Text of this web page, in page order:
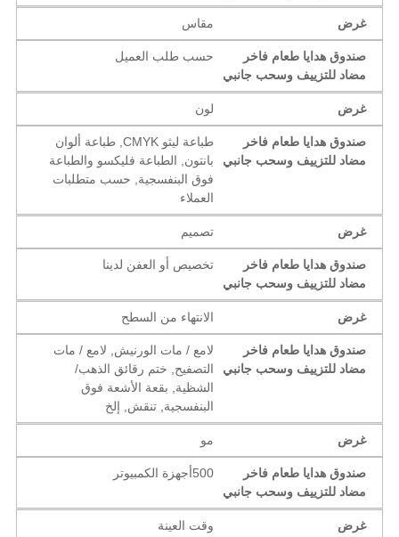
مقاس
صندوق هدايا طعام فاخر
مضاد للتزييف وسحب جانبي
حسب طلب العميل
صندوق هدايا طعام فاخر
مضاد للتزييف وسحب جانبي
طباعة ليثو CMYK, طباعة ألوان
بانتون, الطباعة فليكسو والطباعة
فوق البنفسجية, حسب متطلبات
العملاء
تصميم
صندوق هدايا طعام فاخر
مضاد للتزييف وسحب جانبي
تخصيص أو العفن لدينا
الانتهاء من السطح
صندوق هدايا طعام فاخر
مضاد للتزييف وسحب جانبي
لامع / مات الورنيش, لامع / مات
التصفيح, ختم رقائق الذهب/
الشظية, بقعة الأشعة فوق
البنفسجية, تنقش, إلخ
صندوق هدايا طعام فاخر
مضاد للتزييف وسحب جانبي
وقت العينة